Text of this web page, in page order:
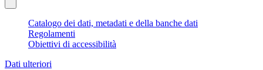
Catalogo dei dati, metadati e della banche dati
Regolamenti
Obiettivi di accessibilità
Dati ulteriori